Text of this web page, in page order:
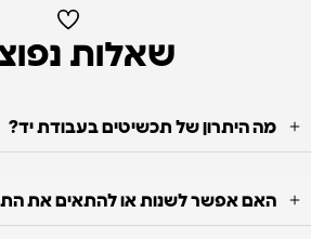
שאלות
מה היתרון של תכשיטים בעבודת יד?
האם אפשר לשנות או להתאים את